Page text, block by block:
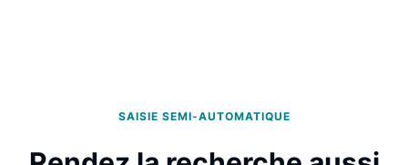
SAISIE SEMI-AUTOMATIQUE